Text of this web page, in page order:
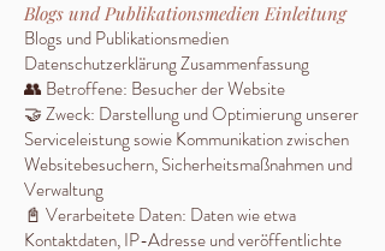
Blogs und Publikationsmedien Einleitung
Blogs und Publikationsmedien
Datenschutzerklärung Zusammenfassung
👥 Betroffene: Besucher der Website
🤝 Zweck: Darstellung und Optimierung unserer
Serviceleistung sowie Kommunikation zwischen
Websitebesuchern, Sicherheitsmaßnahmen und
Verwaltung
📓 Verarbeitete Daten: Daten wie etwa
Kontaktdaten, IP-Adresse und veröffentlichte